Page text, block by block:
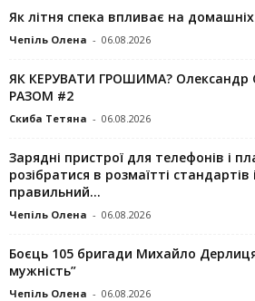
Як літня спека впливає на
Чепіль Олена - 06.08.2026
ЯК КЕРУВАТИ ГРОШИМА?
РАЗОМ #2
Скиба Тетяна - 06.08.2026
Зарядні пристрої для телефонів і
розібратися в розмаїтті стандартів
правильний...
Чепіль Олена - 06.08.2026
Боєць 105 бригади Михайло
мужність”
Чепіль Олена - 06.08.2026